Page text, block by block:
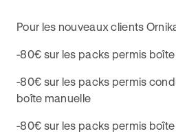
Pour les nouveaux clients
-80€ sur les packs permis
-80€ sur les packs permis
boîte manuelle
-80€ sur les packs permis